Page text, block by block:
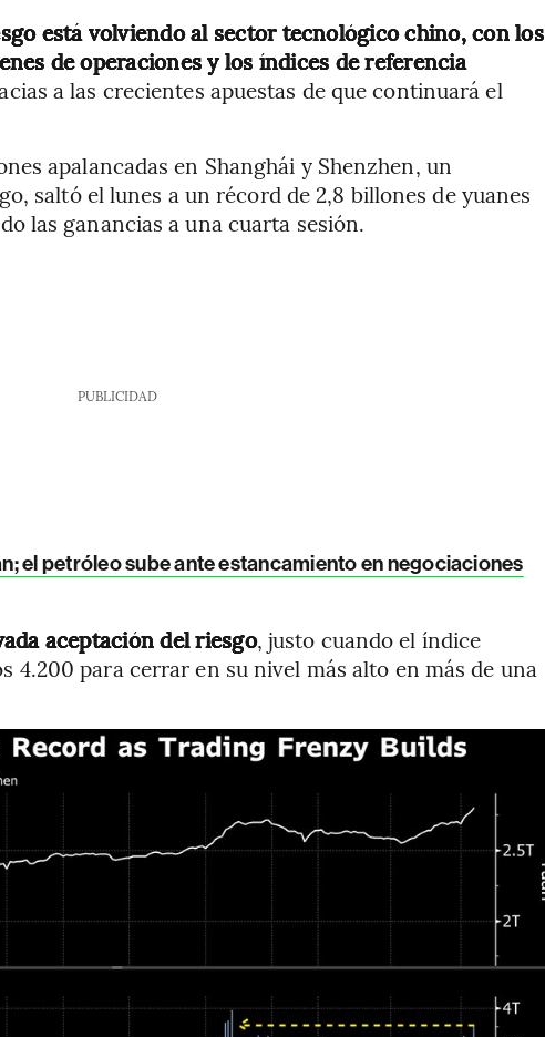
está volviendo al sector tecnológico chino, con los
de operaciones y los índices de referencia
a las crecientes apuestas de que continuará el
apalancadas en Shanghái y Shenzhen, un
saltó el lunes a un récord de 2,8 billones de yuanes
las ganancias a una cuarta sesión.
PUBLICIDAD
el petróleo sube ante estancamiento en negociaciones
aceptación del riesgo, justo cuando el índice
4.200 para cerrar en su nivel más alto en más de una